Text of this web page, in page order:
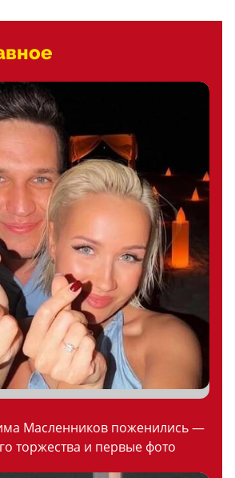
Масленников поженились —
торжества и первые фото